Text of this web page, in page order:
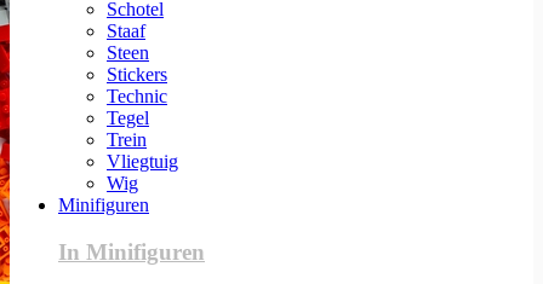
Schotel
Staaf
Steen
Stickers
Technic
Tegel
Trein
Vliegtuig
Wig
Minifiguren
In Minifiguren